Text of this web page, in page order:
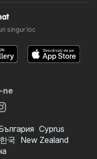
singur loc
ne
Cyprus
한국 New Zealand